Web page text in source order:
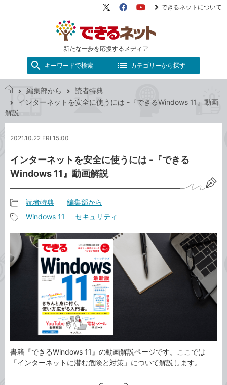
新たな一歩を応援するメディア
X（旧
FacebookYouTube
できるネットについて
キーワードで検索 カテゴリーから探す
き
ッ
編集部から
読者特典
インターネットを安全に使うには -『できるWindows 11』動画
解説
2021.10.22 FRI 15:00
インターネットを安全に使うには -『できる
Windows 11』動画解説
事
カ
テ
ゴ
読者特典 編集部から
事
タ
グ
Windows 11 セキュリティ
書籍『できるWindows 11』の動画解説ページです。ここでは
「インターネットに潜む危険と対策」について解説します。